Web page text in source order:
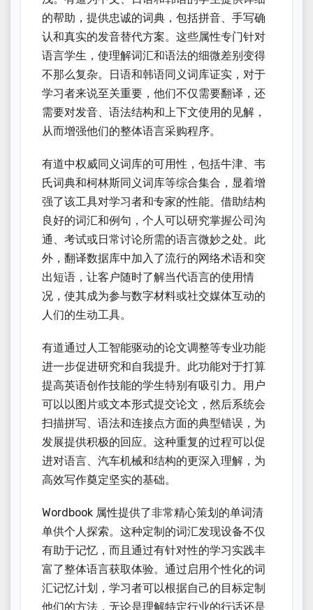
的帮助，提供忠诚的词典，包括拼音、手写确
认和真实的发音替代方案。这些属性专门针对
语言学生，使理解词汇和语法的细微差别变得
不那么复杂。日语和韩语同义词库证实，对于
学习者来说至关重要，他们不仅需要翻译，还
需要对发音、语法结构和上下文使用的见解，
从而增强他们的整体语言采购程序。
有道中权威同义词库的可用性，包括牛津、韦
氏词典和柯林斯同义词库等综合集合，显着增
强了该工具对学习者和专家的性能。借助结构
良好的词汇和例句，个人可以研究掌握公司沟
通、考试或日常讨论所需的语言微妙之处。此
外，翻译数据库中加入了流行的网络术语和突
出短语，让客户随时了解当代语言的使用情
况，使其成为参与数字材料或社交媒体互动的
人们的生动工具。
有道通过人工智能驱动的论文调整等专业功能
进一步促进研究和自我提升。此功能对于打算
提高英语创作技能的学生特别有吸引力。用户
可以以图片或文本形式提交论文，然后系统会
扫描拼写、语法和连接点方面的典型错误，为
发展提供积极的回应。这种重复的过程可以促
进对语言、汽车机械和结构的更深入理解，为
高效写作奠定坚实的基础。
Wordbook 属性提供了非常精心策划的单词清
单供个人探索。这种定制的词汇发现设备不仅
有助于记忆，而且通过有针对性的学习实践丰
富了整体语言获取体验。通过启用个性化的词
汇记忆计划，学习者可以根据自己的目标定制
他们的方法，无论是理解特定行业的行话还是